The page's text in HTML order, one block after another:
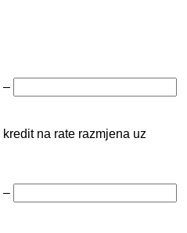
–
kredit na rate razmjena uz
–